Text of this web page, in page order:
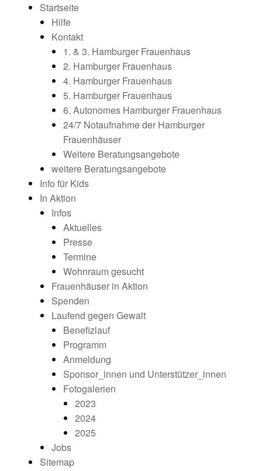
Startseite
Hilfe
Kontakt
1. & 3. Hamburger Frauenhaus
2. Hamburger Frauenhaus
4. Hamburger Frauenhaus
5. Hamburger Frauenhaus
6. Autonomes Hamburger Frauenhaus
24/7 Notaufnahme der Hamburger
Frauenhäuser
Weitere Beratungsangebote
weitere Beratungsangebote
Info für Kids
In Aktion
Infos
Aktuelles
Presse
Termine
Wohnraum gesucht
Frauenhäuser in Aktion
Spenden
Laufend gegen Gewalt
Benefizlauf
Programm
Anmeldung
Sponsor_innen und Unterstützer_innen
Fotogalerien
2023
2024
2025
Jobs
Sitemap